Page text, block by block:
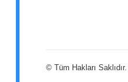
© Tüm Hakları